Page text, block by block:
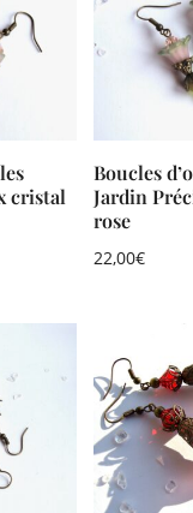
cristal
Boucles
Jardin
rose
22,00€